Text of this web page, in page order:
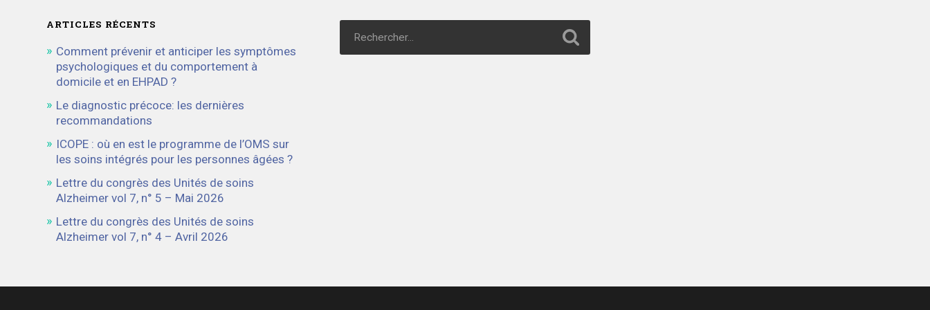
ARTICLES RÉCENTS
Comment prévenir et anticiper les symptômes
psychologiques et du comportement à
domicile et en EHPAD ?
Le diagnostic précoce: les dernières
recommandations
ICOPE : où en est le programme de l’OMS sur
les soins intégrés pour les personnes âgées ?
Lettre du congrès des Unités de soins
Alzheimer vol 7, n° 5 – Mai 2026
Lettre du congrès des Unités de soins
Alzheimer vol 7, n° 4 – Avril 2026